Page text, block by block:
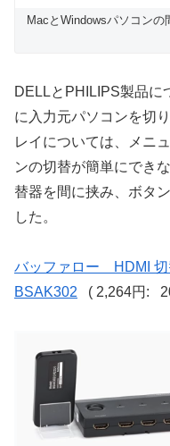
MacとWindowsパソコン
DELLとPHILIPS製品に
に入力元パソコンを切
レイについては、メニ
ンの切替が簡単にでき
替器を間に挟み、ボタ
した。
バッファロー HDMI 切
BSAK302 ( 2,264円: